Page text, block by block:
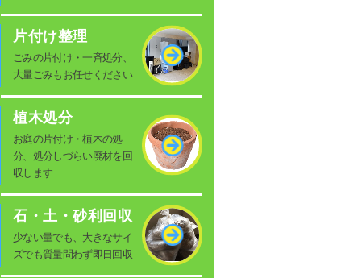
片付け整理
ごみの片付け・一斉処分、
大量ごみもお任せください
植木処分
お庭の片付け・植木の処
分、処分しづらい廃材を回
収します
石・土・砂利回収
少ない量でも、大きなサイ
ズでも質量問わず即日回収